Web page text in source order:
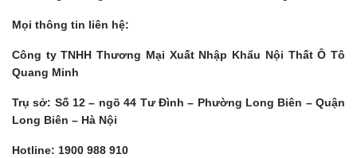
Mọi thông tin liên hệ:
Công ty TNHH Thương Mại Xuất Nhập Khẩu Nội Thất Ô Tô
Quang Minh
Trụ sở: Số 12 – ngõ 44 Tư Đình – Phường Long Biên – Quận
Long Biên – Hà Nội
Hotline: 1900 988 910